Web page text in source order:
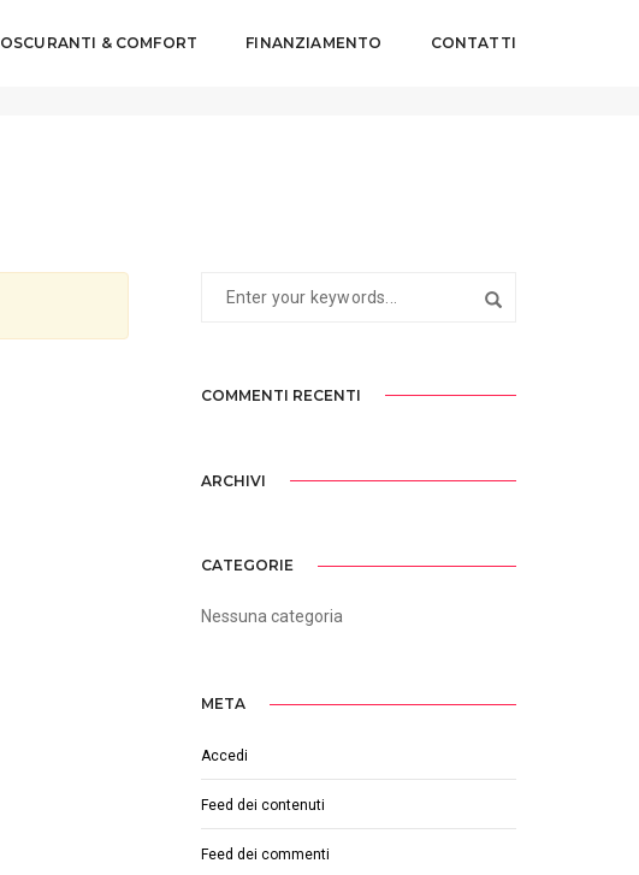
OSCURANTI & COMFORT FINANZIAMENTO CONTATTI
COMMENTI RECENTI
ARCHIVI
CATEGORIE
Nessuna categoria
META
Accedi
Feed dei contenuti
Feed dei commenti